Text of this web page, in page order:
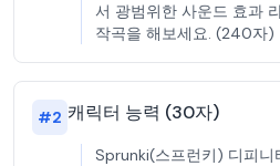
서 광범위한 사운드 효과
작곡을 해보세요. (240자)
#2 캐릭터 능력 (30자)
Sprunki(스프런키) 디피